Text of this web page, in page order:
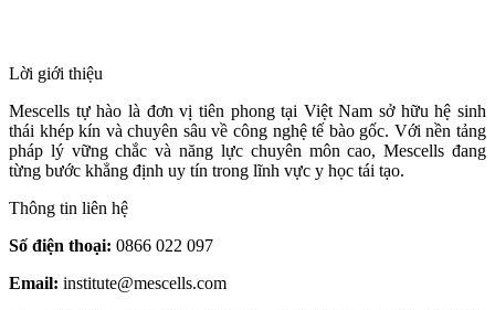
Lời giới thiệu
Mescells tự hào là đơn vị tiên phong tại Việt Nam sở hữu hệ sinh
thái khép kín và chuyên sâu về công nghệ tế bào gốc. Với nền tảng
pháp lý vững chắc và năng lực chuyên môn cao, Mescells đang
từng bước khẳng định uy tín trong lĩnh vực y học tái tạo.
Thông tin liên hệ
Số điện thoại: 0866 022 097
Email: institute@mescells.com